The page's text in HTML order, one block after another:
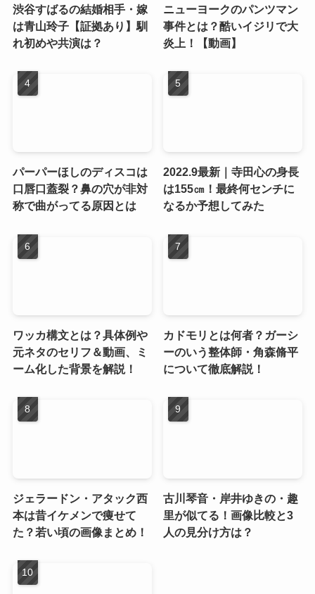
渋谷すばるの結婚相手・嫁
は青山玲子【証拠あり】馴
れ初めや共演は？
ニューヨークのパンツマン
事件とは？酷いイジリで大
炎上！【動画】
パーパーほしのディスコは
口唇口蓋裂？鼻の穴が非対
称で曲がってる原因とは
2022.9最新｜寺田心の身長
は155㎝！最終何センチに
なるか予想してみた
ワッカ構文とは？具体例や
元ネタのセリフ＆動画、ミ
ーム化した背景を解説！
カドモリとは何者？ガーシ
ーのいう整体師・角森脩平
について徹底解説！
ジェラードン・アタック西
本は昔イケメンで痩せて
た？若い頃の画像まとめ！
古川琴音・岸井ゆきの・趣
里が似てる！画像比較と3
人の見分け方は？